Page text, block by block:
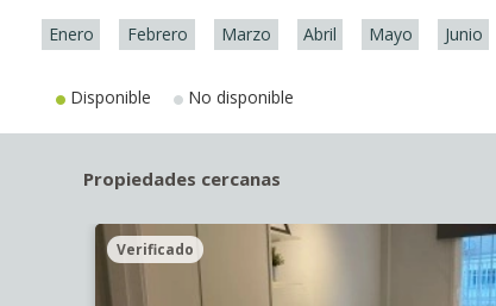
Enero Febrero Marzo Abril Mayo Junio
Disponible No disponible
Propiedades cercanas
Verificado